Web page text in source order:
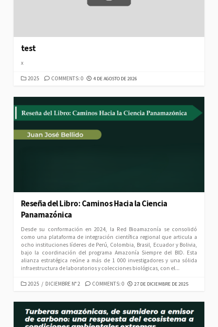
test
x
CATEGORIES
2025 COMMENTS: 0 PUBLISHED
4 DE AGOSTO DE 2026
Reseña del Libro: Caminos Hacia la Ciencia
Panamazónica
Desde su conformación en 2024, la Red Bioamazonía se consolidó
como una plataforma de integración científica regional que articula a
ocho instituciones líderes de Perú, Colombia, Brasil, Ecuador y Bolivia,
bajo la coordinación del programa Amazonía Siempre del BID. Esta
alianza estratégica reúne a más de 1 000 investigadores y una sólida
infraestructura de laboratorios y colecciones biológicas, con el...
CATEGORIES
2025 / DICIEMBRE N° 2 COMMENTS: 0 PUBLISHED
DATE
27 DE DICIEMBRE DE 2025